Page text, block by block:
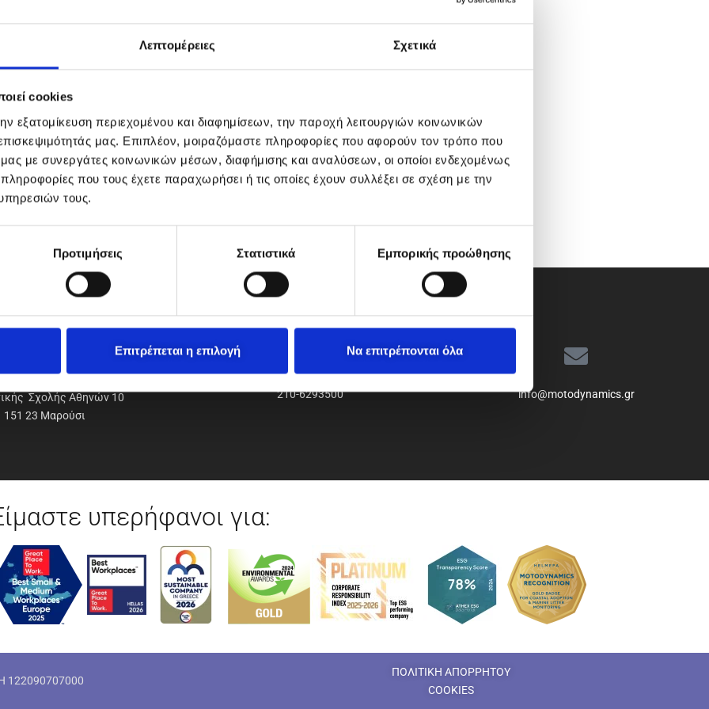
Λεπτομέρειες Σχετικά
cookies
εξατομίκευση περιεχομένου και διαφημίσεων, την παροχή λειτουργιών κοινωνικών
μας. Επιπλέον, μοιραζόμαστε πληροφορίες που αφορούν τον τρόπο που
μας με συνεργάτες κοινωνικών μέσων, διαφήμισης και αναλύσεων, οι οποίοι ενδεχομένως
που τους έχετε παραχωρήσει ή τις οποίες έχουν συλλέξει σε σχέση με την
τους.
Προτιμήσεις Στατιστικά Εμπορικής προώθησης
Επιτρέπεται η επιλογή Να επιτρέπονται όλα
Α.Ε.Ε.
Σχολής Αθηνών 10
151 23 Μαρούσι
210-6293500 info@motodynamics.gr
υπερήφανοι για:
122090707000
ΠΟΛΙΤΙΚΗ ΑΠΟΡΡΗΤΟΥ
COOKIES